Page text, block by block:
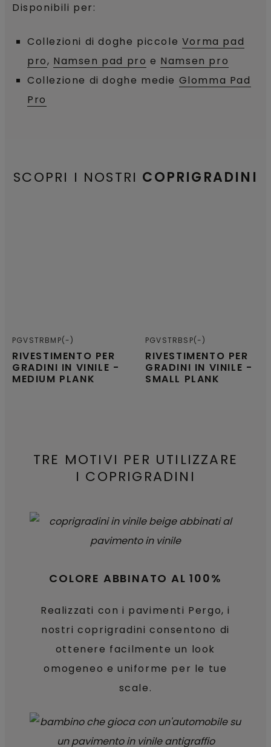
Disponibili per:
Collezioni di doghe piccole Vorma pad
pro, Namsen pad pro e Namsen pro
Collezione di doghe medie Glomma Pad
Pro
SCOPRI I NOSTRI COPRIGRADINI
RIVESTIMENTO PER
GRADINI IN VINILE -
MEDIUM PLANK
PGVSTRBMP(-)
RIVESTIMENTO PER
GRADINI IN VINILE -
SMALL PLANK
PGVSTRBSP(-)
TRE MOTIVI PER UTILIZZARE
I COPRIGRADINI
COLORE ABBINATO AL 100%
Realizzati con i pavimenti Pergo, i
nostri coprigradini consentono di
ottenere facilmente un look
omogeneo e uniforme per le tue
scale.